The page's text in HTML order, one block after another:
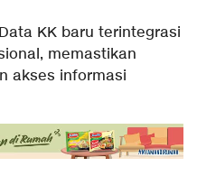
KK baru terintegrasi
memastikan
akses informasi